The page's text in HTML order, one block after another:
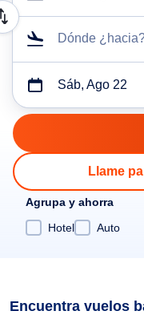
Dónde
Sáb, Ago 22
Llame
Agrupa y ahorra
Hotel
Auto
Encuentra vuelos